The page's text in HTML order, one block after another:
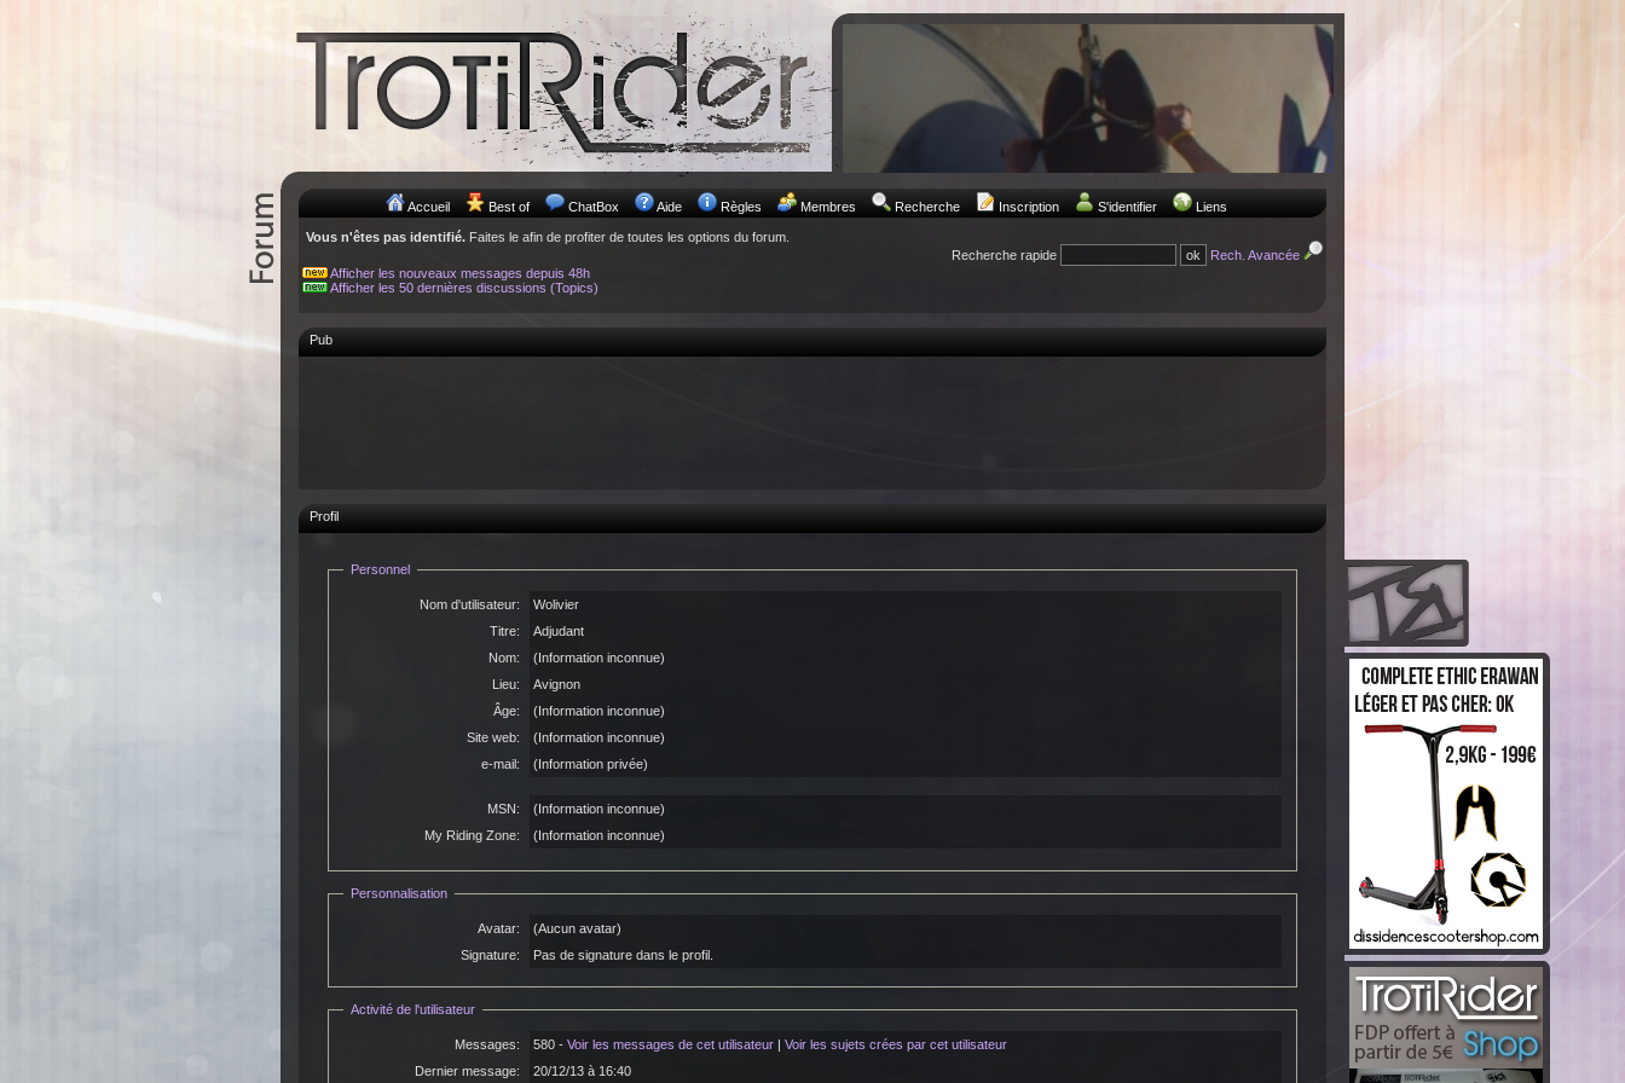
Accueil Best of ChatBox Aide Règles Membres Recherche Inscription S'identifier Liens
Vous n'êtes pas identifié. Faites le afin de profiter de toutes les options du forum.
Recherche rapide
Rech. Avancée
Afficher les nouveaux messages depuis 48h
Afficher les 50 dernières discussions (Topics)
Pub
Profil
Personnel
Nom d'utilisateur:
Wolivier
Titre:
Adjudant
Nom:
(Information inconnue)
Lieu:
Avignon
Âge:
(Information inconnue)
Site web:
(Information inconnue)
e-mail:
(Information privée)
MSN:
(Information inconnue)
My Riding Zone:
(Information inconnue)
Personnalisation
Avatar:
(Aucun avatar)
Signature:
Pas de signature dans le profil.
Activité de l'utilisateur
Messages: 580 - Voir les messages de cet utilisateur | Voir les sujets crées par cet utilisateur
Dernier message:
20/12/13 à 16:40